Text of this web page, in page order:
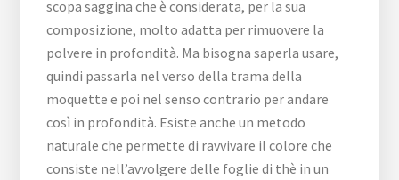
scopa saggina che è considerata, per la sua
composizione, molto adatta per rimuovere la
polvere in profondità. Ma bisogna saperla usare,
quindi passarla nel verso della trama della
moquette e poi nel senso contrario per andare
così in profondità. Esiste anche un metodo
naturale che permette di ravvivare il colore che
consiste nell’avvolgere delle foglie di thè in un